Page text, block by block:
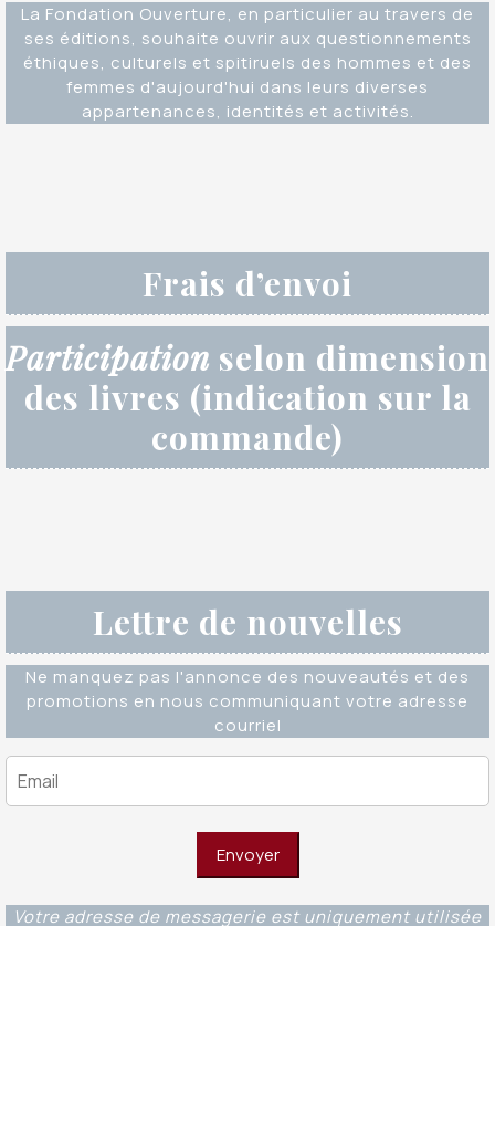
La Fondation Ouverture, en particulier au travers de
ses éditions, souhaite ouvrir aux questionnements
éthiques, culturels et spitiruels des hommes et des
femmes d'aujourd'hui dans leurs diverses
appartenances, identités et activités.
Frais d’envoi
Participation selon dimension
des livres (indication sur la
commande)
Lettre de nouvelles
Ne manquez pas l'annonce des nouveautés et des
promotions en nous communiquant votre adresse
courriel
Votre adresse de messagerie est uniquement utilisée